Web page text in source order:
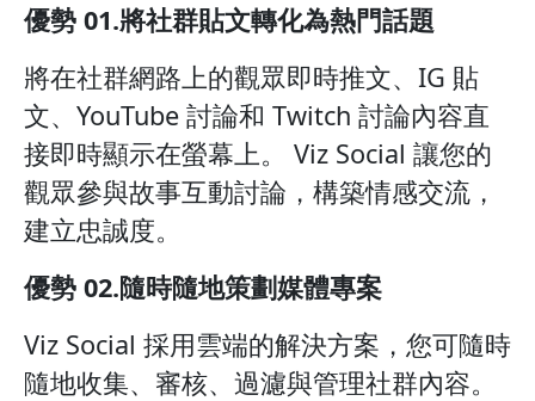
優勢 01.將社群貼文轉化為熱門話題
將在社群網路上的觀眾即時推文、IG 貼
文、YouTube 討論和 Twitch 討論內容直
接即時顯示在螢幕上。 Viz Social 讓您的
觀眾參與故事互動討論，構築情感交流，
建立忠誠度。
優勢 02.隨時隨地策劃媒體專案
Viz Social 採用雲端的解決方案，您可隨時
隨地收集、審核、過濾與管理社群內容。